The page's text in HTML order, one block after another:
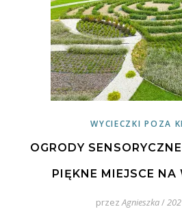
WYCIECZKI POZA
OGRODY
PIĘKNE MIEJSCE NA
przez Agnieszka/